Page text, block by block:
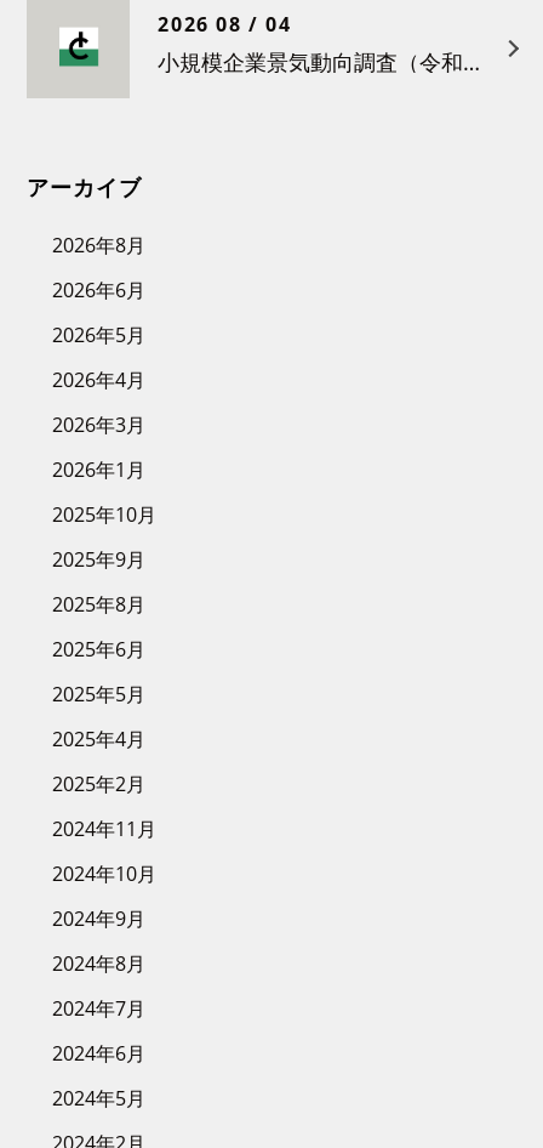
2026 08 / 04
小規模企業景気動向調査（令和８年３月）結果について
アーカイブ
2026年8月
2026年6月
2026年5月
2026年4月
2026年3月
2026年1月
2025年10月
2025年9月
2025年8月
2025年6月
2025年5月
2025年4月
2025年2月
2024年11月
2024年10月
2024年9月
2024年8月
2024年7月
2024年6月
2024年5月